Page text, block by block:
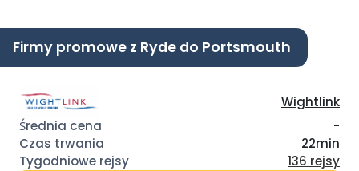
Firmy promowe z Ryde do Portsmouth
Wightlink
-
22min
136 rejsy